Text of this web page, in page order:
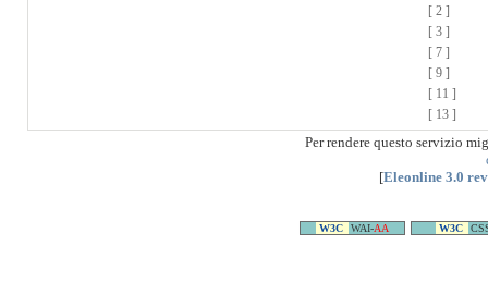
[ 2 ]
[ 3 ]
[ 7 ]
[ 9 ]
[ 11 ]
[ 13 ]
Per rendere questo servizio
[Eleonline 3.0
W3C WAI-AA W3C